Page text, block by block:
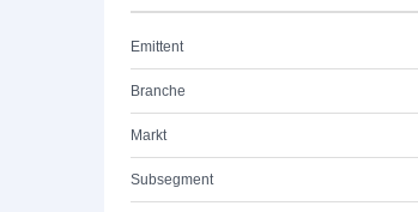
Emittent
Branche
Markt
Subsegment